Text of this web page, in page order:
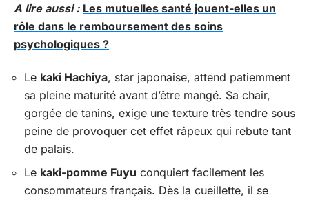
A lire aussi : Les mutuelles santé jouent-elles un
rôle dans le remboursement des soins
psychologiques ?
Le kaki Hachiya, star japonaise, attend patiemment
sa pleine maturité avant d’être mangé. Sa chair,
gorgée de tanins, exige une texture très tendre sous
peine de provoquer cet effet râpeux qui rebute tant
de palais.
Le kaki-pomme Fuyu conquiert facilement les
consommateurs français. Dès la cueillette, il se